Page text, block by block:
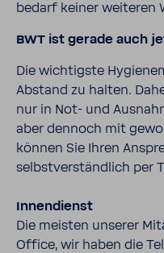
bedarf keiner weiteren
BWT ist gerade auch
Die wich­tigste
Abstand zu halten.
nur in Not- und
aber dennoch mit
können Sie Ihren
selbst­ver­ständ­lich per
Innen­dienst
Die meisten unserer
Office, wir haben die